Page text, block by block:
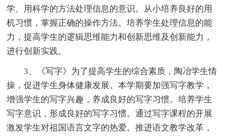
学、用科学的方法处理信息的意识。从小培养良好的用
机习惯，掌握正确的操作方法。培养学生处理信息的能
力，提高学生的逻辑思维能力和创新思维及创新能力，
进行创新实践。
3、《写字》为了提高学生的综合素质，陶冶学生情
操，促进学生身体健康发展。本学期要加强写字教学，
增强学生的写字兴趣，养成良好的写字习惯。培养学生
写字意识，形成良好的写字习惯。通过写字课程的开展
激发学生对祖国语言文字的热爱。推进语文教学改革，